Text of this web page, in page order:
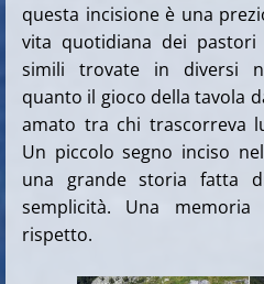
questa incisione è una
vita quotidiana dei
simili trovate in diversi
quanto il gioco della tavola
amato tra chi trascorreva
Un piccolo segno inciso
una grande storia fatta
semplicità. Una
rispetto.